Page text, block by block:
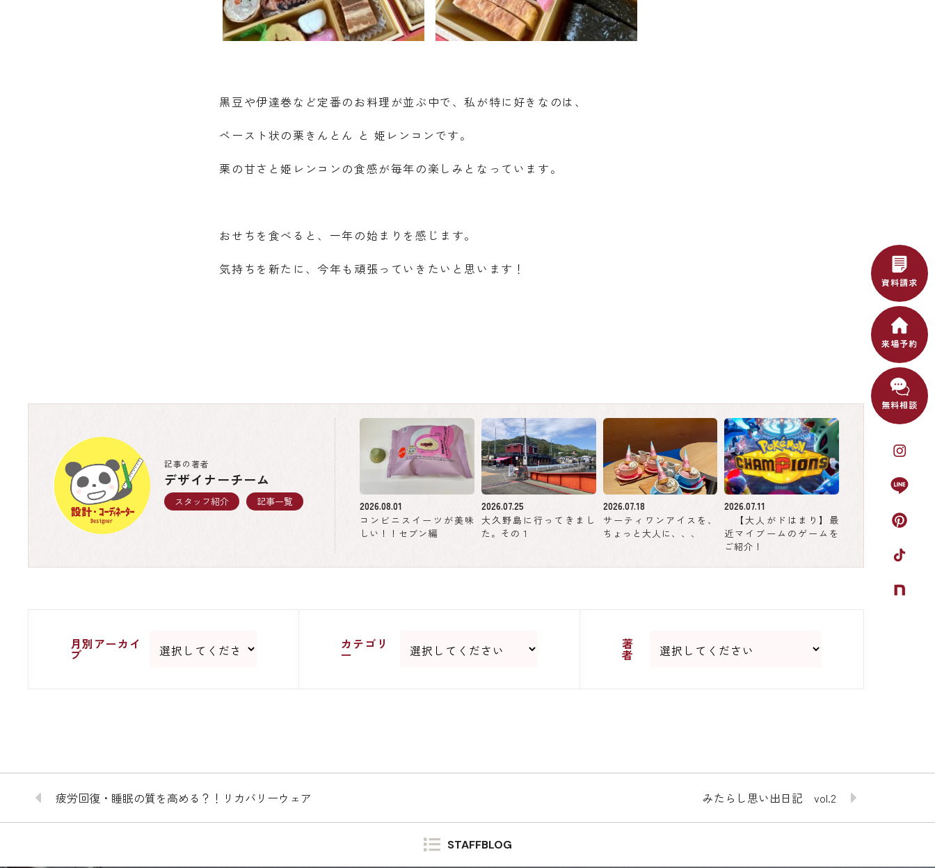
資料請求
来場予約
無料相談
黒豆や伊達巻など定番のお料理が並ぶ中で、私が特に好きなのは、
ペースト状の栗きんとん と 姫レンコンです。
栗の甘さと姫レンコンの食感が毎年の楽しみとなっています。
おせちを食べると、一年の始まりを感じます。
気持ちを新たに、今年も頑張っていきたいと思います！
記事の著者
デザイナーチーム
スタッフ紹介 記事一覧
2026.08.01
コンビニスイーツが美味
しい！！セブン編
2026.07.25
大久野島に行ってきまし
た。その１
2026.07.18
サーティワンアイスを、
ちょっと大人に、、、
2026.07.11
【大人がドはまり】最
近マイブームのゲームを
ご紹介！
月別アーカイ
ブ
カテゴリ
ー
著
者
疲労回復・睡眠の質を高める？！リカバリーウェア みたらし思い出日記 vol.2
STAFFBLOG